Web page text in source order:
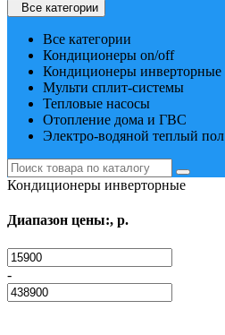
Все категории
Все категории
Кондиционеры on/off
Кондиционеры инверторные
Мульти сплит-системы
Тепловые насосы
Отопление дома и ГВС
Электро-водяной теплый пол
Кондиционеры инверторные
Диапазон цены:, р.
-